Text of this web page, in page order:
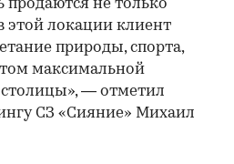
продаются не только
этой локации клиент
природы, спорта,
максимальной
столицы», — отметил
СЗ «Сияние» Михаил